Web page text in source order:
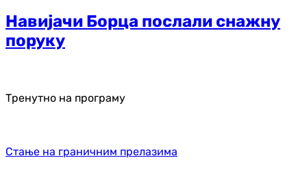
Навијачи Борца послали снажну
поруку
Тренутно на програму
Стање на граничним прелазима